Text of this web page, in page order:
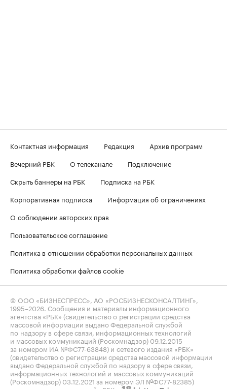
Контактная информация Редакция
Архив программ
Вечерний РБК
О телеканале
Подключение
Скрыть баннеры на РБК
Подписка на РБК
Корпоративная подписка
Информация об ограничениях
О соблюдении авторских прав
Пользовательское соглашение
Политика в отношении обработки персональных данных
Политика обработки файлов cookie
© ООО «БИЗНЕСПРЕСС», АО «РОСБИЗНЕСКОНСАЛТИНГ»,
1995–2026 . Сообщения и материалы информационного
агентства «РБК» (свидетельство о регистрации средства
массовой информации выдано Федеральной службой
по надзору в сфере связи, информационных технологий
и массовых коммуникаций (Роскомнадзор) 09.12.2015
за номером ИА №ФС77-63848) и сетевого издания «РБК»
(свидетельство о регистрации средства массовой информации
выдано Федеральной службой по надзору в сфере связи,
информационных технологий и массовых коммуникаций
(Роскомнадзор) 03.12.2021 за номером ЭЛ №ФС77-82385)